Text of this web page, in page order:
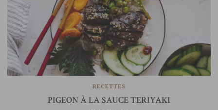
JOURNAL DE MA CUISINE – CHAPITRE 2 : LE
CUISINISTE